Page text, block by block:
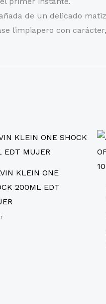
de un delicado
limpiapero con
KLEIN ONE
200ML EDT